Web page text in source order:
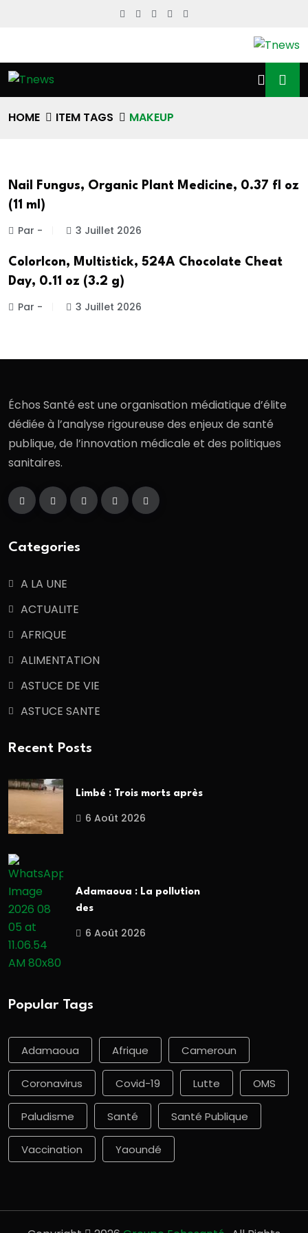
HOME ITEM TAGS MAKEUP
Nail Fungus, Organic Plant Medicine, 0.37 fl oz
(11 ml)
Par - 3 Juillet 2026
ColorIcon, Multistick, 524A Chocolate Cheat
Day, 0.11 oz (3.2 g)
Par - 3 Juillet 2026
Échos Santé est une organisation médiatique d’élite
dédiée à l’analyse rigoureuse des enjeux de santé
publique, de l’innovation médicale et des politiques
sanitaires.
Categories
A LA UNE
ACTUALITE
AFRIQUE
ALIMENTATION
ASTUCE DE VIE
ASTUCE SANTE
Recent Posts
Limbé : Trois morts après
6 Août 2026
Adamaoua : La pollution
des
6 Août 2026
Popular Tags
Adamaoua Afrique Cameroun
Coronavirus Covid-19 Lutte OMS
Paludisme Santé Santé Publique
Vaccination Yaoundé